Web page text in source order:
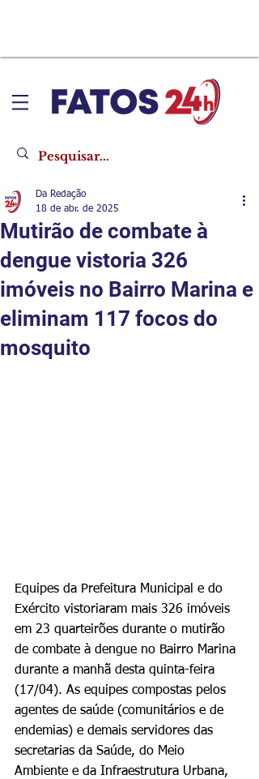
Mutirão de combate à
dengue vistoria 326
imóveis no Bairro Marina e
eliminam 117 focos do
mosquito
Da Redação
18 de abr. de 2025
Equipes da Prefeitura Municipal e do
Exército vistoriaram mais 326 imóveis
em 23 quarteirões durante o mutirão
de combate à dengue no Bairro Marina
durante a manhã desta quinta-feira
(17/04). As equipes compostas pelos
agentes de saúde (comunitários e de
endemias) e demais servidores das
secretarias da Saúde, do Meio
Ambiente e da Infraestrutura Urbana,